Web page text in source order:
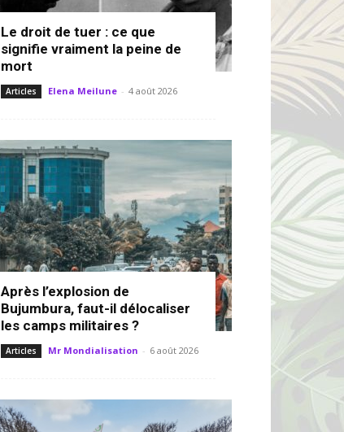
Le droit de tuer : ce que
signifie vraiment la peine de
mort
Articles Elena Meilune - 4 août 2026
Après l’explosion de
Bujumbura, faut-il délocaliser
les camps militaires ?
Articles Mr Mondialisation - 6 août 2026